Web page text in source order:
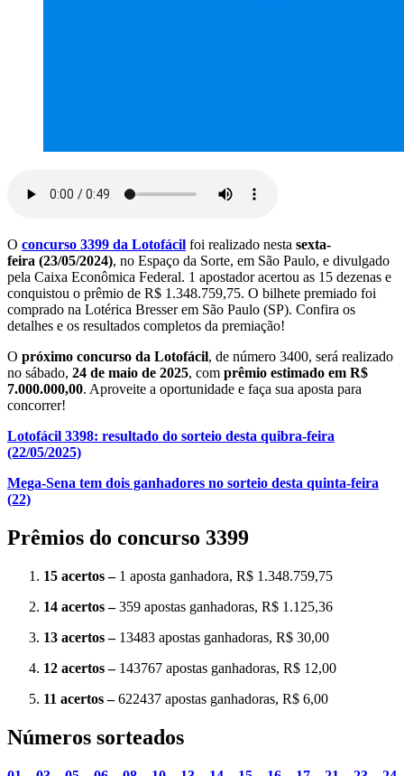
O concurso 3399 da Lotofácil foi realizado nesta sexta-
feira (23/05/2024), no Espaço da Sorte, em São Paulo, e divulgado
pela Caixa Econômica Federal. 1 apostador acertou as 15 dezenas e
conquistou o prêmio de R$ 1.348.759,75. O bilhete premiado foi
comprado na Lotérica Bresser em São Paulo (SP). Confira os
detalhes e os resultados completos da premiação!
O próximo concurso da Lotofácil, de número 3400, será realizado
no sábado, 24 de maio de 2025, com prêmio estimado em R$
7.000.000,00. Aproveite a oportunidade e faça sua aposta para
concorrer!
Lotofácil 3398: resultado do sorteio desta quibra-feira
(22/05/2025)
Mega-Sena tem dois ganhadores no sorteio desta quinta-feira
(22)
Prêmios do concurso 3399
15 acertos – 1 aposta ganhadora, R$ 1.348.759,75
14 acertos –359 apostas ganhadoras, R$ 1.125,36
13 acertos – 13483 apostas ganhadoras, R$ 30,00
12 acertos – 143767 apostas ganhadoras, R$ 12,00
11 acertos –622437 apostas ganhadoras, R$ 6,00
Números sorteados